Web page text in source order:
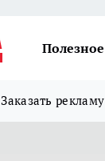
Полезное
Заказать рекламу